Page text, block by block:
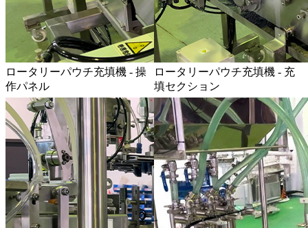
ロータリーパウチ充填機 - 操
作パネル
ロータリーパウチ充填機 - 充
填セクション